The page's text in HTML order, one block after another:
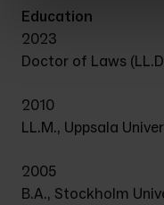
Education
2023
Doctor of Laws
2010
LL.M., Uppsala
2005
B.A., Stockholm